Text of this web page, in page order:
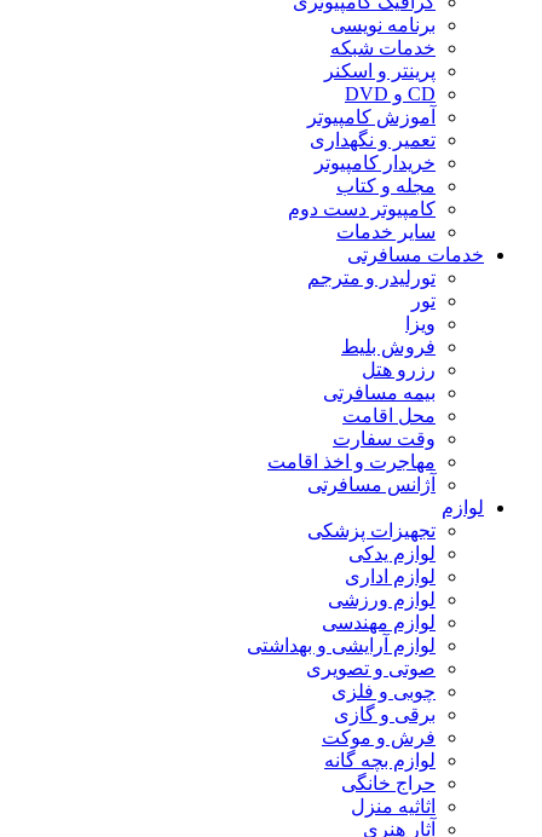
برنامه نویسی
خدمات شبکه
پرینتر و اسکنر
CD و DVD
آموزش کامپیوتر
تعمیر و نگهداری
خریدار کامپیوتر
مجله و کتاب
کامپیوتر دست دوم
سایر خدمات
خدمات مسافرتی
تورلیدر و مترجم
تور
ویزا
فروش بلیط
رزرو هتل
بیمه مسافرتی
محل اقامت
وقت سفارت
مهاجرت و اخذ اقامت
آژانس مسافرتی
لوازم
تجهیزات پزشکی
لوازم یدکی
لوازم اداری
لوازم ورزشی
لوازم مهندسی
لوازم آرایشی و بهداشتی
صوتی و تصویری
چوبی و فلزی
برقی و گازی
فرش و موکت
لوازم بچه گانه
حراج خانگی
اثاثیه منزل
آثار هنری